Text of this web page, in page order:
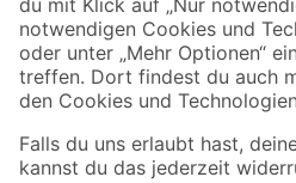
Jetzt die toom-App herunterladen
Alle Preisangaben in EUR inkl. gesetzl. MwSt..